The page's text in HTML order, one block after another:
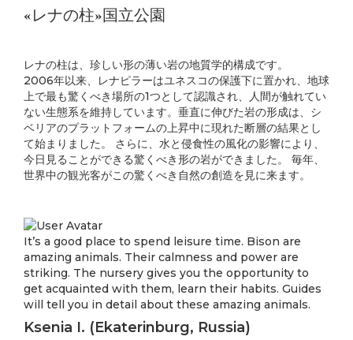
«レナの柱»国立公園
レナの柱は、珍しい形の薄い岩の地質学的構成です。
2006年以来、レナピラーはユネスコの保護下に置かれ、地球
上で最も驚くべき場所の1つとして認識され、人間が触れてい
ない生態系を維持しています。 垂直に伸びた岩の形成は、シ
ベリアのプラットフォームの上昇中に現れた断層の結果とし
て始まりました。 さらに、水と侵食性の風化の影響により、
今日見ることができる驚くべき形の岩ができました。 毎年、
世界中の観光客がこの驚くべき自然の創造を見に来ます。
It’s a good place to spend leisure time. Bison are
amazing animals. Their calmness and power are
striking. The nursery gives you the opportunity to
get acquainted with them, learn their habits. Guides
will tell you in detail about these amazing animals.
Ksenia I. (Ekaterinburg, Russia)